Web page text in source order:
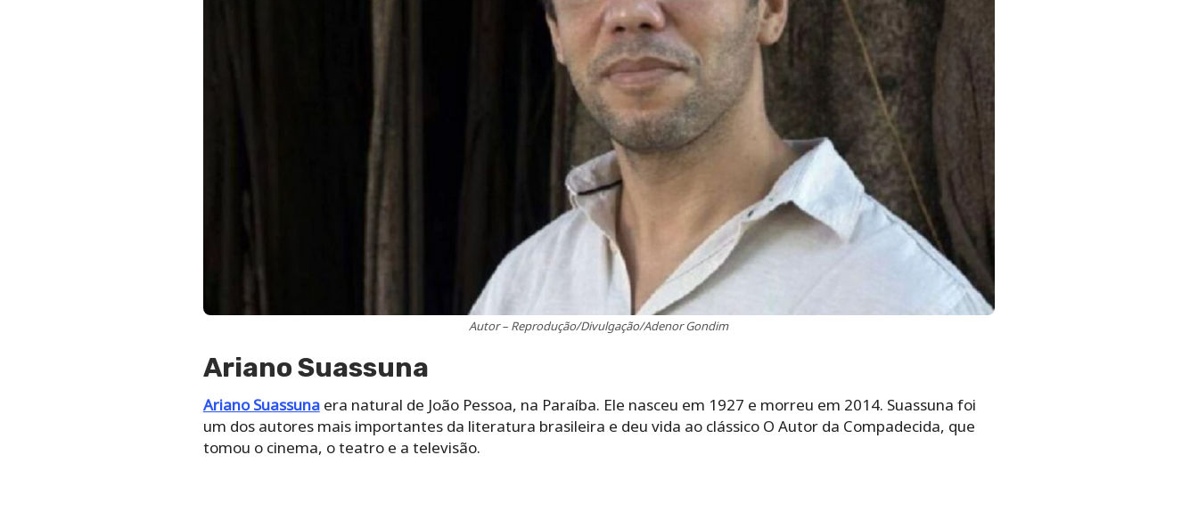
Autor – Reprodução/Divulgação/Adenor Gondim
Ariano Suassuna
Ariano Suassunaera natural de João Pessoa, na Paraíba. Ele nasceu em 1927 e morreu em 2014. Suassuna foi
um dos autores mais importantes da literatura brasileira e deu vida ao clássico O Autor da Compadecida, que
tomou o cinema, o teatro e a televisão.